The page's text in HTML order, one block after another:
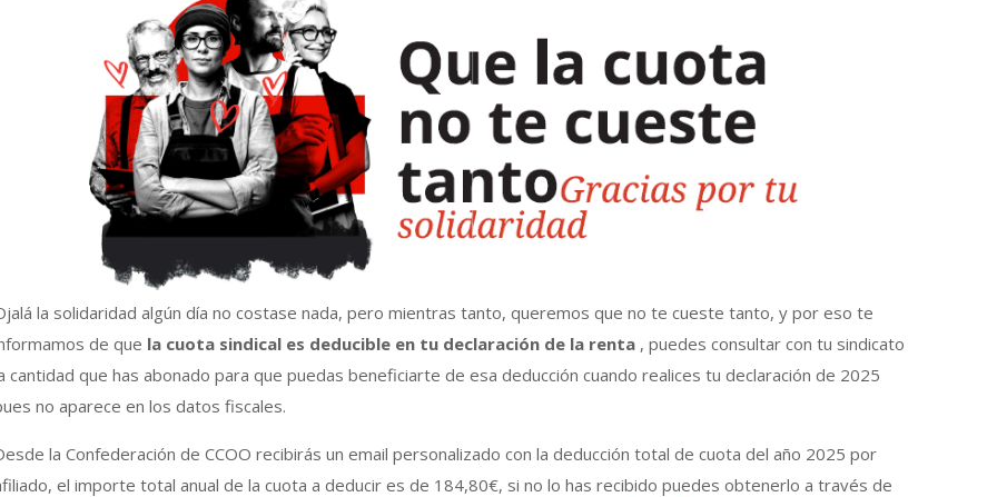
la solidaridad algún día no costase nada, pero mientras tanto, queremos que no te cueste tanto, y por eso te
de que la cuota sindical es deducible en tu declaración de la renta , puedes consultar con tu sindicato
cantidad que has abonado para que puedas beneficiarte de esa deducción cuando realices tu declaración de 2025
no aparece en los datos fiscales.
la Confederación de CCOO recibirás un email personalizado con la deducción total de cuota del año 2025 por
el importe total anual de la cuota a deducir es de 184,80€, si no lo has recibido puedes obtenerlo a través de